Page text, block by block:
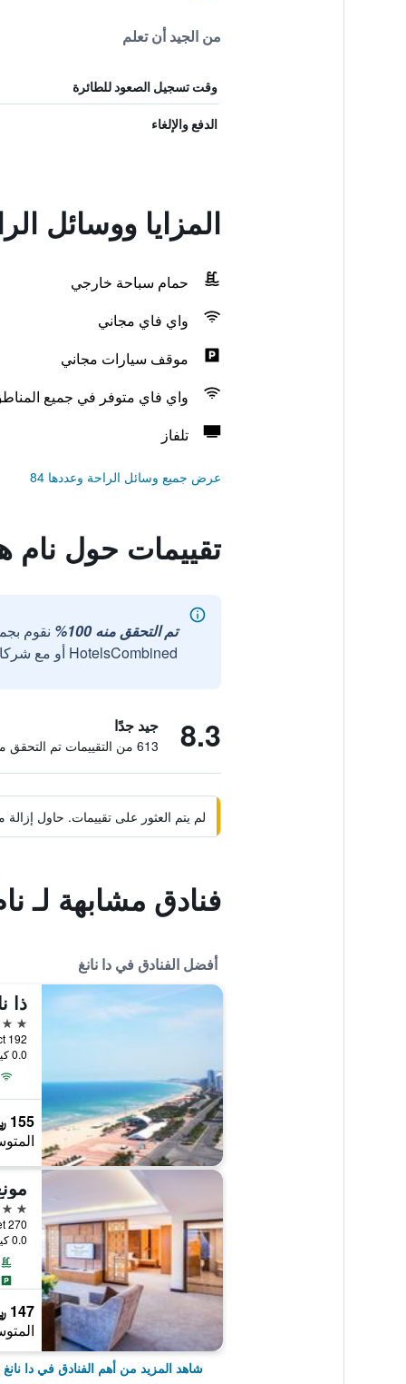
من الجيد أن تعلم
وقت تسجيل الصعود للطائرة
الدفع والإلغاء
المزايا ووسائل
حمام سباحة خارجي
واي فاي مجاني
موقف سيارات مجاني
واي فاي متوفر في جميع
تلفاز
عرض جميع وسائل الراحة وعددها 84
تقييمات حول نام
تم التحقق منه 100%
نقوم
HotelsCombined أو مع شركائنا الخارجيين الموثوقين.
8.3 جيد جدًا
613 من التقييمات تم التحقق منها
لم يتم العثور على تقييمات. حاول
فنادق مشابهة لـ
أفضل الفنادق في دا نانغ
ذا
5 نجوم
0.0 كيلومتر عن وسط المدينة
155 ﷼
5 نجوم
270 Vo Nguyen Giap Street, دا نانغ, فيتنام
0.0 كيلومتر عن وسط المدينة
147 ﷼
شاهد المزيد من أهم الفنادق في دا نانغ